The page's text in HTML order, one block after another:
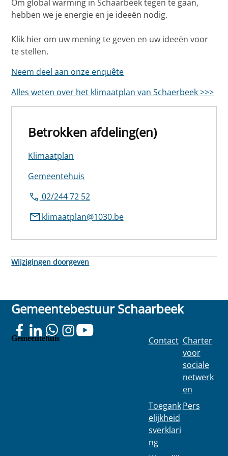
Om global warming in Schaarbeek tegen te gaan,
hebben we je energie en je ideeën nodig.
Klik hier om uw mening te geven en uw ideeën voor
te stellen.
Neem deel aan onze enquête
Alles weten over het klimaatplan van Schaerbeek >>>
Betrokken afdeling(en)
Klimaatplan
Gemeentehuis
02/244 72 52
klimaatplan@1030.be
Wijzigingen doorgeven
Gemeentebestuur Schaarbeek
Gemeentehuis Contact
Toegank
elijkheid
sverklari
ng
Charter
voor
sociale
netwerk
en
Pers